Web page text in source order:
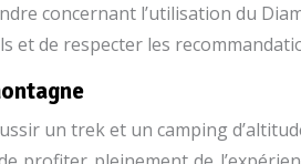
concernant l’utilisation du
de respecter les
un trek et un camping